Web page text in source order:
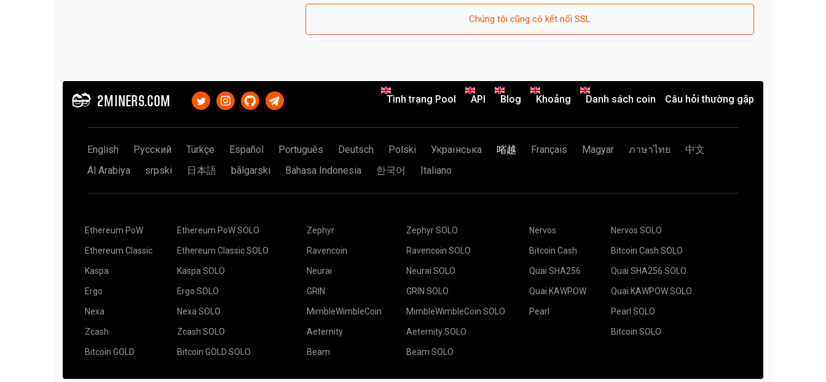
Chúng tôi cũng có kết nối SSL
2MINERS.COM Tình trạng Pool API Blog Khoảng Danh sách coin Câu hỏi thường gặp
English Русский Türkçe Español Português Deutsch Polski Українська 㗂越 Français Magyar ภาษาไทย
中文
Al Arabiya
srpski 日本語 bãlgarski Bahasa Indonesia 한국어 Italiano
Ethereum PoW
Ethereum Classic
Kaspa
Ergo
Nexa
Zcash
Bitcoin GOLD
Ethereum PoW SOLO
Ethereum Classic SOLO
Kaspa SOLO
Ergo SOLO
Nexa SOLO
Zcash SOLO
Bitcoin GOLD SOLO
Zephyr
Ravencoin
Neurai
GRIN
MimbleWimbleCoin
Aeternity
Beam
Zephyr SOLO
Ravencoin SOLO
Neurai SOLO
GRIN SOLO
MimbleWimbleCoin SOLO
Aeternity SOLO
Beam SOLO
Nervos
Bitcoin Cash
Quai SHA256
Quai KAWPOW
Pearl
Nervos SOLO
Bitcoin Cash SOLO
Quai SHA256 SOLO
Quai KAWPOW SOLO
Pearl SOLO
Bitcoin SOLO